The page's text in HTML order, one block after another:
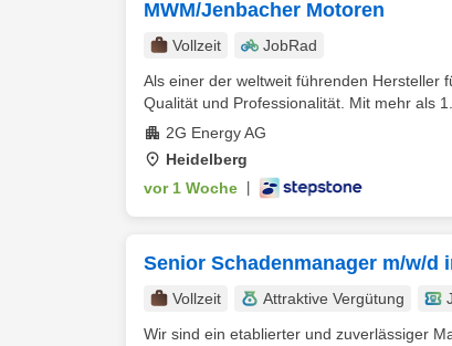
MWM/Jenbacher Motoren
Vollzeit
JobRad
Als einer der weltweit führenden Hersteller
Qualität und Professionalität. Mit mehr als
2G Energy AG
Heidelberg
vor 1 Woche
Senior Schadenmanager m/w/d
Vollzeit Attraktive Vergütung
Wir sind ein etablierter und zuverlässiger